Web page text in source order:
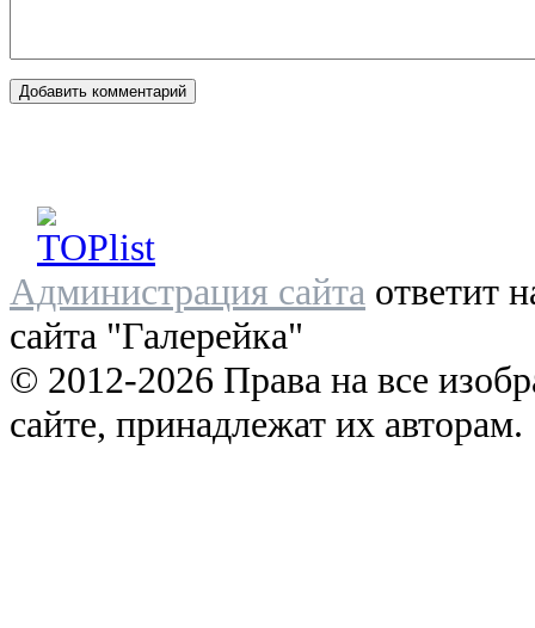
Администрация сайта ответит
сайта "Галерейка"
© 2012-2026 Права на все
сайте, принадлежат их авторам.